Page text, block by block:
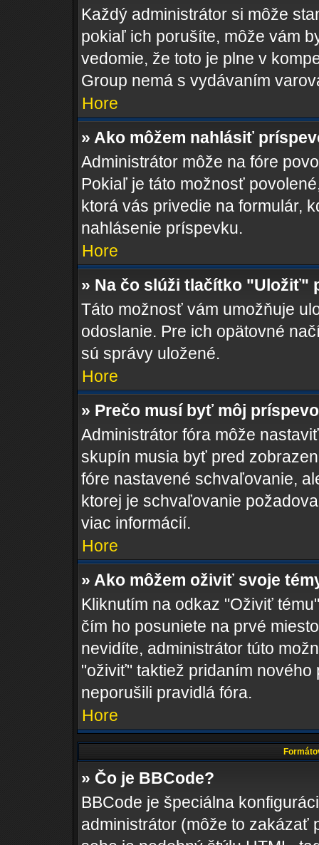
Každý administrátor si môže
pokiaľ ich porušíte, môže vám
vedomie, že toto je plne v
Group nemá s vydávaním
Hore
» Ako môžem nahlásiť
Administrátor môže na fóre
Pokiaľ je táto možnosť
ktorá vás privedie na formulár,
nahlásenie príspevku.
Hore
» Na čo slúži tlačítko "Uložiť"
Táto možnosť vám umožňuje
odoslanie. Pre ich opätovné
sú správy uložené.
Hore
» Prečo musí byť môj
Administrátor fóra môže
skupín musia byť pred
fóre nastavené schvaľovanie,
ktorej je schvaľovanie
viac informácií.
Hore
» Ako môžem oživiť svoje
Kliknutím na odkaz "Oživiť
čím ho posuniete na prvé
nevidíte, administrátor túto
"oživiť" taktiež pridaním
neporušili pravidlá fóra.
Hore
» Čo je BBCode?
BBCode je špeciálna
administrátor (môže to zakázať